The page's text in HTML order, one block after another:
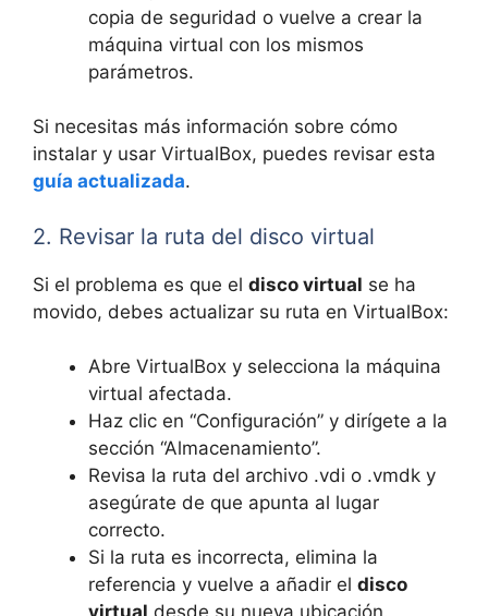
copia de seguridad o vuelve a crear la
máquina virtual con los mismos
parámetros.
Si necesitas más información sobre cómo
instalar y usar VirtualBox, puedes revisar esta
guía actualizada.
2. Revisar la ruta del disco virtual
Si el problema es que el disco virtual se ha
movido, debes actualizar su ruta en VirtualBox:
Abre VirtualBox y selecciona la máquina
virtual afectada.
Haz clic en “Configuración” y dirígete a la
sección “Almacenamiento”.
Revisa la ruta del archivo .vdi o .vmdk y
asegúrate de que apunta al lugar
correcto.
Si la ruta es incorrecta, elimina la
referencia y vuelve a añadir el disco